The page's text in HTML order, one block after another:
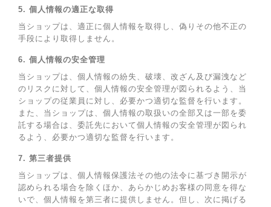
5. 個人情報の適正な取得
当ショップは、適正に個人情報を取得し、偽りその他不正の
手段により取得しません。
6. 個人情報の安全管理
当ショップは、個人情報の紛失、破壊、改ざん及び漏洩など
のリスクに対して、個人情報の安全管理が図られるよう、当
ショップの従業員に対し、必要かつ適切な監督を行います。
また、当ショップは、個人情報の取扱いの全部又は一部を委
託する場合は、委託先において個人情報の安全管理が図られ
るよう、必要かつ適切な監督を行います。
7. 第三者提供
当ショップは、個人情報保護法その他の法令に基づき開示が
認められる場合を除くほか、あらかじめお客様の同意を得な
いで、個人情報を第三者に提供しません。但し、次に掲げる